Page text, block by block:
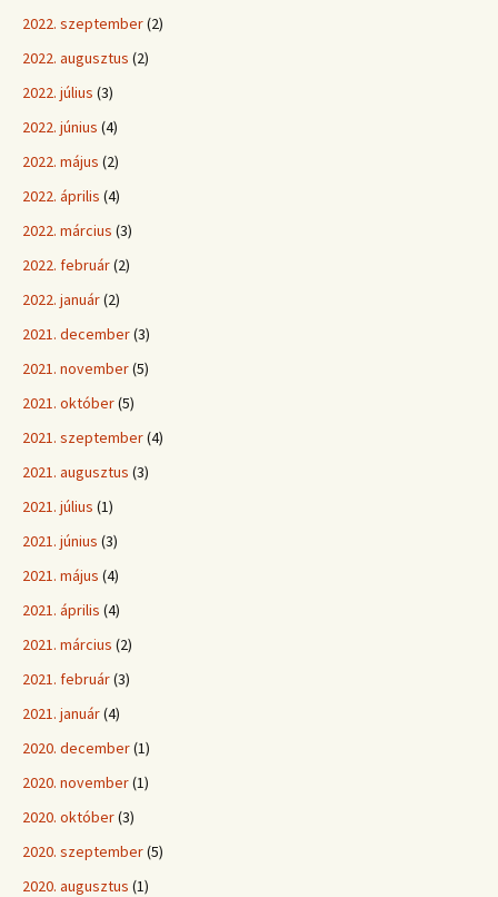
2022. szeptember(2)
2022. augusztus (2)
2022. július (3)
2022. június (4)
2022. május (2)
2022. április (4)
2022. március (3)
2022. február(2)
2022. január(2)
2021. december(3)
2021. november(5)
2021. október(5)
2021. szeptember(4)
2021. augusztus (3)
2021. július (1)
2021. június (3)
2021. május (4)
2021. április (4)
2021. március (2)
2021. február(3)
2021. január(4)
2020. december(1)
2020. november(1)
2020. október(3)
2020. szeptember(5)
2020. augusztus (1)